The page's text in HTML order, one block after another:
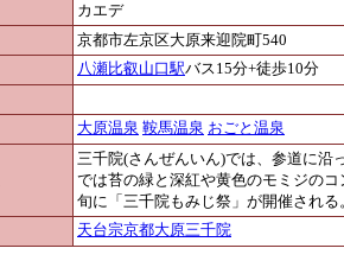
カエデ
京都市左京区大原来迎院町540
八瀬比叡山口駅バス15分+徒歩10分
大原温泉 鞍馬温泉 おごと温泉
三千院(さんぜんいん)では、参道に沿
では苔の緑と深紅や黄色のモミジの
旬に「三千院もみじ祭」が開催される
天台宗京都大原三千院